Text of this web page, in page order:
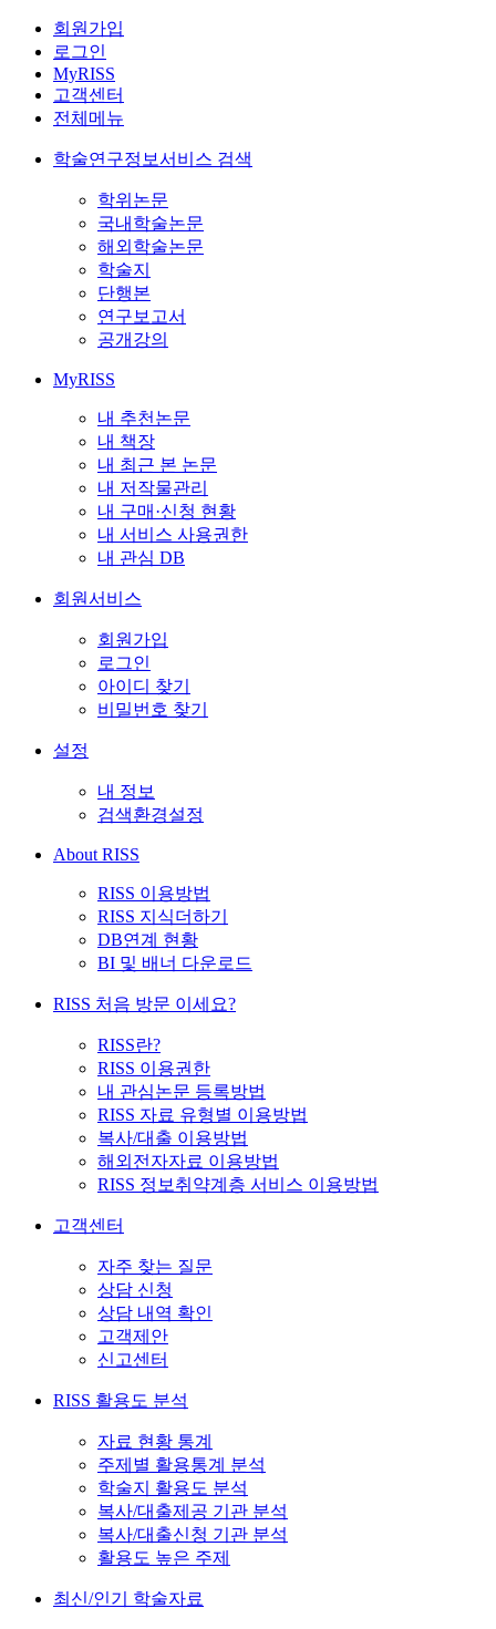
회원가입
로그인
MyRISS
고객센터
전체메뉴
학술연구정보서비스 검색
학위논문
국내학술논문
해외학술논문
학술지
단행본
연구보고서
공개강의
MyRISS
내 추천논문
내 책장
내 최근 본 논문
내 저작물관리
내 구매·신청 현황
내 서비스 사용권한
내 관심 DB
회원서비스
회원가입
로그인
아이디 찾기
비밀번호 찾기
설정
내 정보
검색환경설정
About RISS
RISS 이용방법
RISS 지식더하기
DB연계 현황
BI 및 배너 다운로드
RISS 처음 방문 이세요?
RISS란?
RISS 이용권한
내 관심논문 등록방법
RISS 자료 유형별 이용방법
복사/대출 이용방법
해외전자자료 이용방법
RISS 정보취약계층 서비스 이용방법
고객센터
자주 찾는 질문
상담 신청
상담 내역 확인
고객제안
신고센터
RISS 활용도 분석
자료 현황 통계
주제별 활용통계 분석
학술지 활용도 분석
복사/대출제공 기관 분석
복사/대출신청 기관 분석
활용도 높은 주제
최신/인기 학술자료